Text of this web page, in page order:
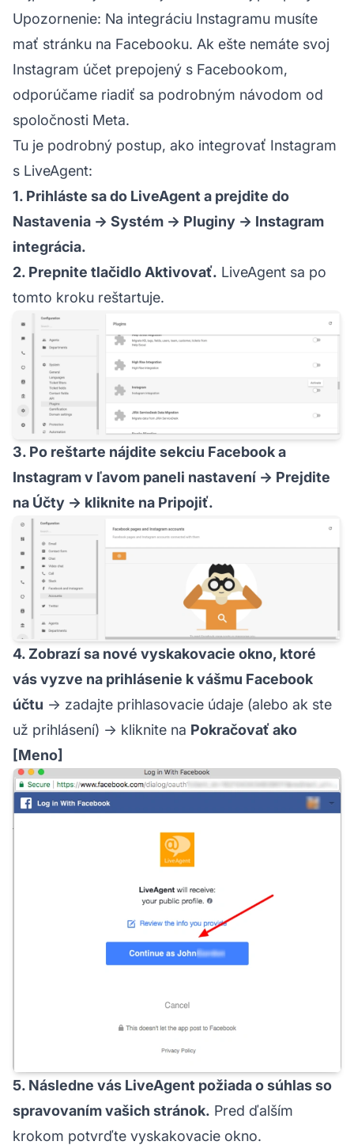
Upozornenie: Na integráciu Instagramu musíte
mať stránku na Facebooku. Ak ešte nemáte svoj
Instagram účet prepojený s Facebookom,
odporúčame riadiť sa podrobným návodom od
spoločnosti Meta.
Tu je podrobný postup, ako integrovať Instagram
s LiveAgent:
1. Prihláste sa do LiveAgent a prejdite do
Nastavenia → Systém → Pluginy → Instagram
integrácia.
2. Prepnite tlačidlo Aktivovať. LiveAgent sa po
tomto kroku reštartuje.
3. Po reštarte nájdite sekciu Facebook a
Instagram v ľavom paneli nastavení → Prejdite
na Účty → kliknite na Pripojiť.
4. Zobrazí sa nové vyskakovacie okno, ktoré
vás vyzve na prihlásenie k vášmu Facebook
účtu → zadajte prihlasovacie údaje (alebo ak ste
už prihlásení) → kliknite na Pokračovať ako
[Meno]
5. Následne vás LiveAgent požiada o súhlas so
spravovaním vašich stránok. Pred ďalším
krokom potvrďte vyskakovacie okno.